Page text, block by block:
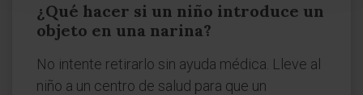
¿Qué hacer si un niño introduce un
objeto en una narina?
No intente retirarlo sin ayuda médica. Lleve al
niño a un centro de salud para que un